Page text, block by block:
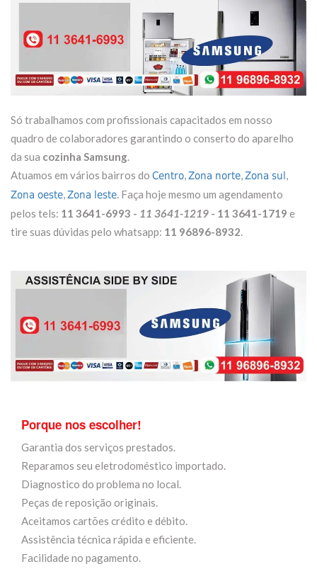
Só trabalhamos com profissionais capacitados em nosso
quadro de colaboradores garantindo o conserto do aparelho
da sua cozinha Samsung.
Atuamos em vários bairros do Centro,Zona norte,Zona sul,
Zona oeste,Zona leste. Faça hoje mesmo um agendamento
pelos tels: 11 3641-6993 - 11 3641-1219 - 11 3641-1719 e
tire suas dúvidas pelo whatsapp: 11 96896-8932.
Porque nos escolher!
Garantia dos serviços prestados.
Reparamos seu eletrodoméstico importado.
Diagnostico do problema no local.
Peças de reposição originais.
Aceitamos cartões crédito e débito.
Assistência técnica rápida e eficiente.
Facilidade no pagamento.